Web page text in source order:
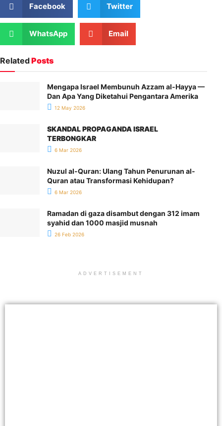
Facebook Twitter
WhatsApp Email
RelatedPosts
Mengapa Israel Membunuh Azzam al-Hayya —
Dan Apa Yang Diketahui Pengantara Amerika
12 May 2026
SKANDAL PROPAGANDA ISRAEL
TERBONGKAR
6 Mar 2026
Nuzul al-Quran: Ulang Tahun Penurunan al-
Quran atau Transformasi Kehidupan?
6 Mar 2026
Ramadan di gaza disambut dengan 312 imam
syahid dan 1000 masjid musnah
26 Feb 2026
ADVERTISEMENT